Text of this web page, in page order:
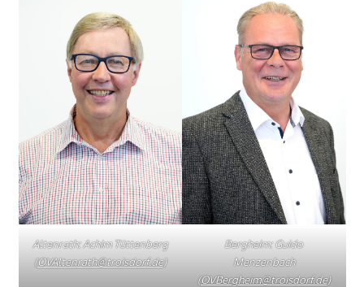
Altenrath: Achim Tüttenberg
(OVAltenrath@troisdorf.de)
Bergheim: Guido
Menzenbach
(OVBergheim@troisdorf.de)